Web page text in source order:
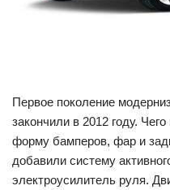
Первое поколение
закончили в 2012 году.
форму бамперов, фар и
добавили систему
электроусилитель руля.